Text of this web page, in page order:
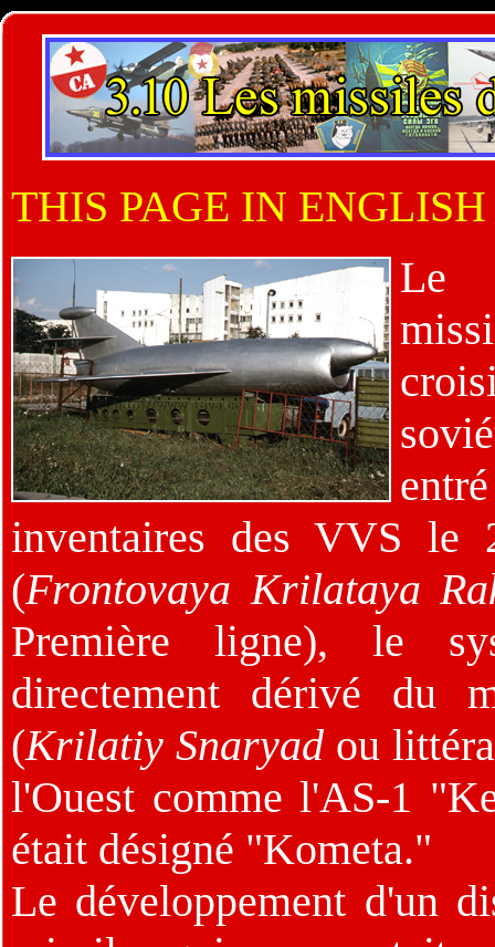
THIS PAGE IN
Le
inventaires des VVS le
(Frontovaya Krilataya
Première ligne), le
directement dérivé du
(Krilatiy Snaryadou
l'Ouest comme l'AS-1
était désigné "Kometa."
Le développement d'un